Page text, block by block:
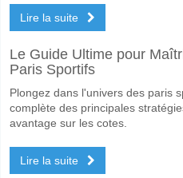
Lire la suite
Le Guide Ultime pour
Paris Sportifs
Plongez dans l'univers des paris
complète des principales
avantage sur les cotes.
Lire la suite